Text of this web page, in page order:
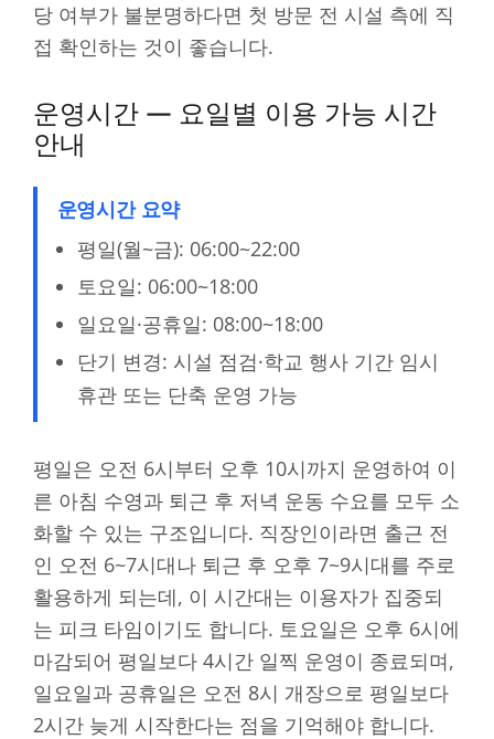
당 여부가 불분명하다면 첫 방문 전 시설 측에 직
접 확인하는 것이 좋습니다.
운영시간 — 요일별 이용 가능 시간
안내
운영시간 요약
평일(월~금): 06:00~22:00
토요일: 06:00~18:00
일요일·공휴일: 08:00~18:00
단기 변경: 시설 점검·학교 행사 기간 임시
휴관 또는 단축 운영 가능
평일은 오전 6시부터 오후 10시까지 운영하여 이
른 아침 수영과 퇴근 후 저녁 운동 수요를 모두 소
화할 수 있는 구조입니다. 직장인이라면 출근 전
인 오전 6~7시대나 퇴근 후 오후 7~9시대를 주로
활용하게 되는데, 이 시간대는 이용자가 집중되
는 피크 타임이기도 합니다. 토요일은 오후 6시에
마감되어 평일보다 4시간 일찍 운영이 종료되며,
일요일과 공휴일은 오전 8시 개장으로 평일보다
2시간 늦게 시작한다는 점을 기억해야 합니다.